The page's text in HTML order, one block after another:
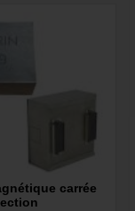
carrée